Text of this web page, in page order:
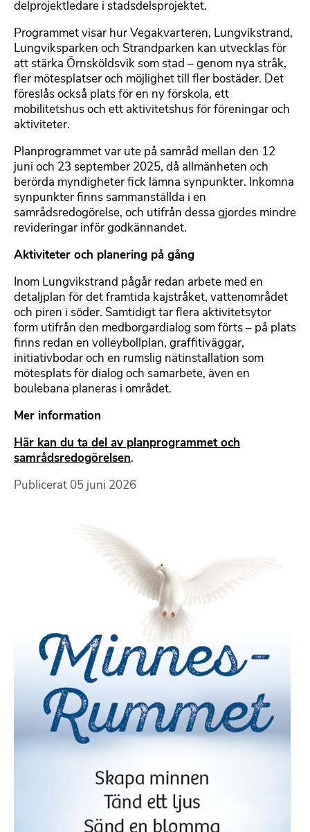
delprojektledare i stadsdelsprojektet.
Programmet visar hur Vegakvarteren, Lungvikstrand,
Lungviksparken och Strandparken kan utvecklas för
att stärka Örnsköldsvik som stad – genom nya stråk,
fler mötesplatser och möjlighet till fler bostäder. Det
föreslås också plats för en ny förskola, ett
mobilitetshus och ett aktivitetshus för föreningar och
aktiviteter.
Planprogrammet var ute på samråd mellan den 12
juni och 23 september 2025, då allmänheten och
berörda myndigheter fick lämna synpunkter. Inkomna
synpunkter finns sammanställda i en
samrådsredogörelse, och utifrån dessa gjordes mindre
revideringar inför godkännandet.
Aktiviteter och planering på gång
Inom Lungvikstrand pågår redan arbete med en
detaljplan för det framtida kajstråket, vattenområdet
och piren i söder. Samtidigt tar flera aktivitetsytor
form utifrån den medborgardialog som förts – på plats
finns redan en volleybollplan, graffitiväggar,
initiativbodar och en rumslig nätinstallation som
mötesplats för dialog och samarbete, även en
boulebana planeras i området.
Mer information
Här kan du ta del av planprogrammet och
samrådsredogörelsen.
Publicerat 05 juni 2026